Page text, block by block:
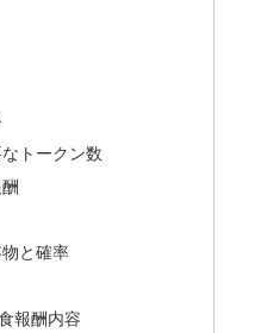
トークン数
と確率
報酬内容